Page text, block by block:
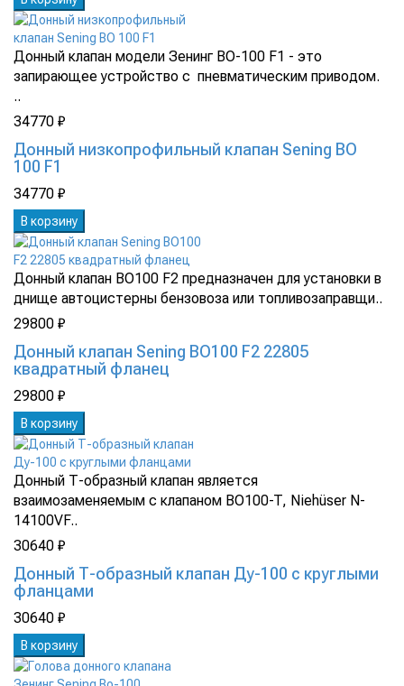
Донный клапан модели Зенинг BO-100 F1 - это
запирающее устройство с пневматическим приводом.
..
34770 ₽
Донный низкопрофильный клапан Sening BO
100 F1
34770 ₽
В корзину
Донный клапан BO100 F2 предназначен для установки в
днище автоцистерны бензовоза или топливозаправщи..
29800 ₽
Донный клапан Sening BO100 F2 22805
квадратный фланец
29800 ₽
В корзину
Донный Т-образный клапан является
взаимозаменяемым с клапаном BO100-T, Niehüser N-
14100VF..
30640 ₽
Донный Т-образный клапан Ду-100 с круглыми
фланцами
30640 ₽
В корзину